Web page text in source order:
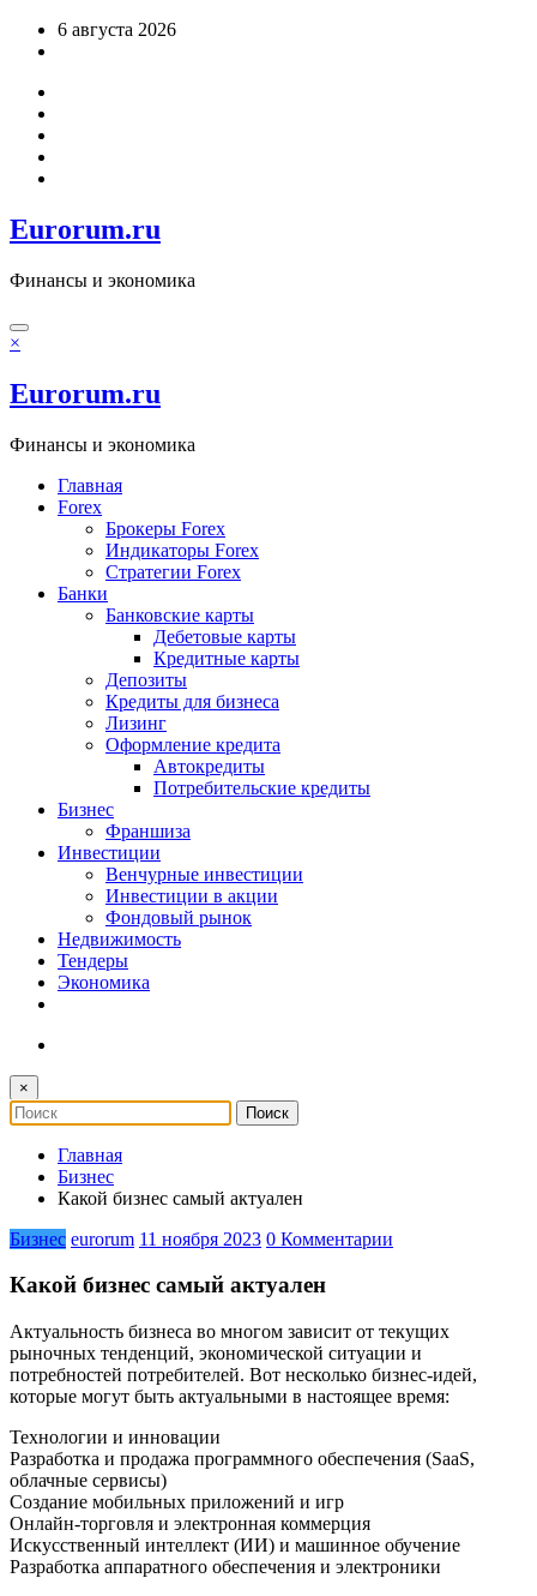
Перейти6 августа 2026
Eurorum.ru
Финансы и экономика
×
Eurorum.ru
Финансы и экономика
Главная
Forex
Брокеры Forex
Индикаторы Forex
Стратегии Forex
Банки
Банковские карты
Дебетовые карты
Кредитные карты
Депозиты
Кредиты для бизнеса
Лизинг
Оформление кредита
Автокредиты
Потребительские кредиты
Бизнес
Франшиза
Инвестиции
Венчурные инвестиции
Инвестиции в акции
Фондовый рынок
Недвижимость
Тендеры
Экономика
×
Главная
Бизнес
Какой бизнес самый актуален
Бизнес eurorum 11 ноября 2023 0 Комментарии
Какой бизнес самый актуален
Актуальность бизнеса во многом зависит от текущих
рыночных тенденций, экономической ситуации и
потребностей потребителей. Вот несколько бизнес-идей,
которые могут быть актуальными в настоящее время:
Технологии и инновации
Разработка и продажа программного обеспечения (SaaS,
облачные сервисы)
Создание мобильных приложений и игр
Онлайн-торговля и электронная коммерция
Искусственный интеллект (ИИ) и машинное обучение
Разработка аппаратного обеспечения и электроники